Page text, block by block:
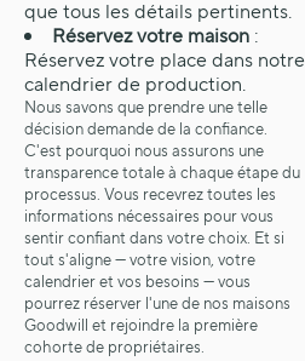
que tous les détails pertinents.
Réservez votre maison :
Réservez votre place dans notre
calendrier de production.
Nous savons que prendre une telle
décision demande de la confiance.
C'est pourquoi nous assurons une
transparence totale à chaque étape du
processus. Vous recevrez toutes les
informations nécessaires pour vous
sentir confiant dans votre choix. Et si
tout s'aligne — votre vision, votre
calendrier et vos besoins — vous
pourrez réserver l'une de nos maisons
Goodwill et rejoindre la première
cohorte de propriétaires.